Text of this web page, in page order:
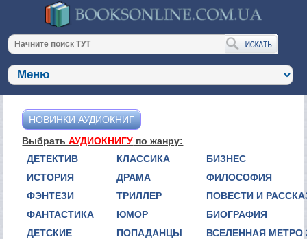
НОВИНКИ АУДИОКНИГ
ВыбратьАУДИОКНИГУ по жанру:
ДЕТЕКТИВ
ИСТОРИЯ
ФЭНТЕЗИ
ФАНТАСТИКА
ДЕТСКИЕ
КЛАССИКА
ДРАМА
ТРИЛЛЕР
ЮМОР
ПОПАДАНЦЫ
БИЗНЕС
ФИЛОСОФИЯ
ПОВЕСТИ И
БИОГРАФИЯ
ВСЕЛЕННАЯ МЕТРО